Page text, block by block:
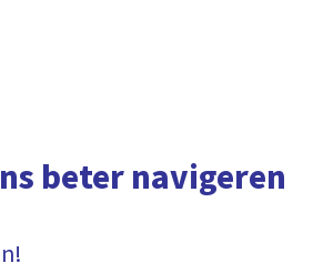
beter navigeren